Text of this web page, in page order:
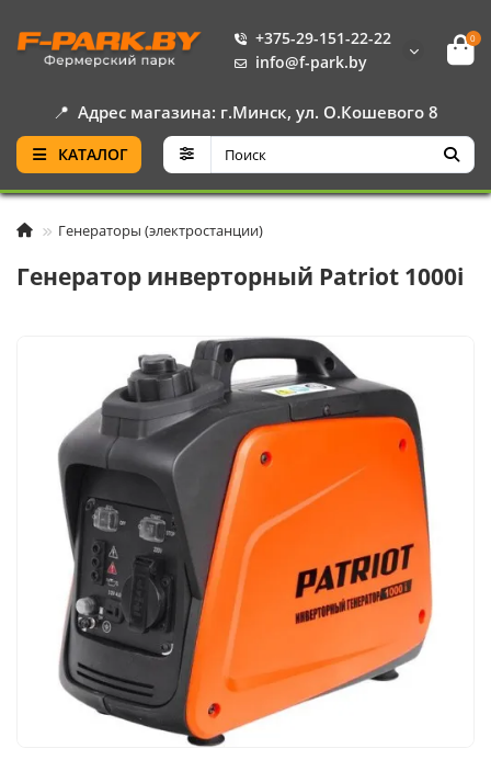
+375-29-151-22-22
info@f-park.by
0
📍 Адрес магазина: г.Минск, ул. О.Кошевого 8
КАТАЛОГ
Генераторы (электростанции)
Генератор инверторный Patriot 1000i